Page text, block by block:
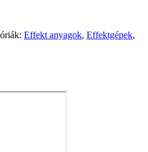
Effekt anyagok, Effektgépek,